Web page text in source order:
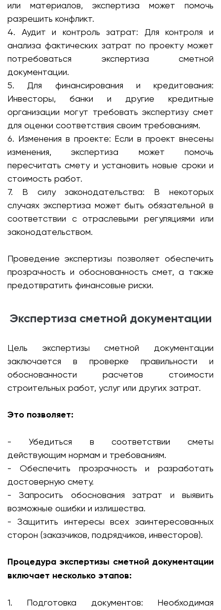
или материалов, экспертиза может помочь
разрешить конфликт.
4. Аудит и контроль затрат: Для контроля и
анализа фактических затрат по проекту может
потребоваться экспертиза сметной
документации.
5. Для финансирования и кредитования:
Инвесторы, банки и другие кредитные
организации могут требовать экспертизу смет
для оценки соответствия своим требованиям.
6. Изменения в проекте: Если в проект внесены
изменения, экспертиза может помочь
пересчитать смету и установить новые сроки и
стоимость работ.
7. В силу законодательства: В некоторых
случаях экспертиза может быть обязательной в
соответствии с отраслевыми регуляциями или
законодательством.
Проведение экспертизы позволяет обеспечить
прозрачность и обоснованность смет, а также
предотвратить финансовые риски.
Экспертиза сметной документации
Цель экспертизы сметной документации
заключается в проверке правильности и
обоснованности расчетов стоимости
строительных работ, услуг или других затрат.
Это позволяет:
- Убедиться в соответствии сметы
действующим нормам и требованиям.
- Обеспечить прозрачность и разработать
достоверную смету.
- Запросить обоснования затрат и выявить
возможные ошибки и излишества.
- Защитить интересы всех заинтересованных
сторон (заказчиков, подрядчиков, инвесторов).
Процедура экспертизы сметной документации
включает несколько этапов:
1. Подготовка документов: Необходимая